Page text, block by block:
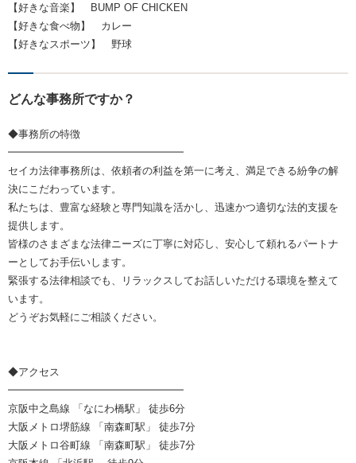
【好きな音楽】 BUMP OF CHICKEN
【好きな食べ物】 カレー
【好きなスポーツ】 野球
どんな事務所ですか？
◆事務所の特徴
━━━━━━━━━━━━━━━━━
セイカ法律事務所は、依頼者の利益を第一に考え、満足できる紛争の解
決にこだわっています。
私たちは、豊富な経験と専門知識を活かし、迅速かつ適切な法的支援を
提供します。
皆様のさまざまな法律ニーズに丁寧に対応し、安心して頼れるパートナ
ーとしてお手伝いします。
緊張する法律相談でも、リラックスしてお話しいただける環境を整えて
います。
どうぞお気軽にご相談ください。
◆アクセス
━━━━━━━━━━━━━━━━━
京阪中之島線 「なにわ橋駅」 徒歩6分
大阪メトロ堺筋線 「南森町駅」 徒歩7分
大阪メトロ谷町線 「南森町駅」 徒歩7分